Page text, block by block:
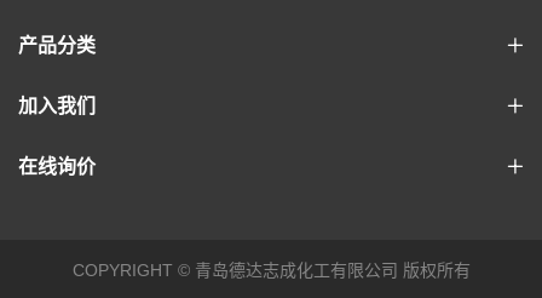
产品分类
加入我们
在线询价
COPYRIGHT © 青岛德达志成化工有限公司 版权所有